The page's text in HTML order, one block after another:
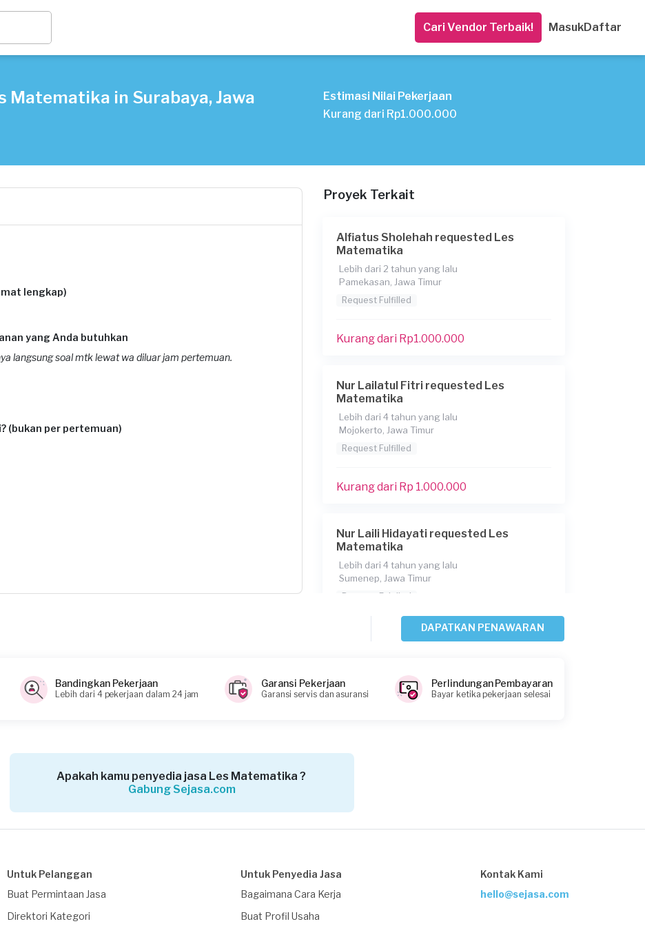
Cari Vendor Terbaik! MasukDaftar
Matematika in Surabaya, Jawa
Estimasi Nilai Pekerjaan
Kurang dari Rp1.000.000
lengkap)
yang Anda butuhkan
langsung soal mtk lewat wa diluar jam pertemuan.
(bukan per pertemuan)
Proyek Terkait
Alfiatus Sholehah requested Les
Matematika
Lebih dari 2 tahun yang lalu
Pamekasan, Jawa Timur
Request Fulfilled
Kurang dari Rp1.000.000
Nur Lailatul Fitri requested Les
Matematika
Lebih dari 4 tahun yang lalu
Mojokerto, Jawa Timur
Request Fulfilled
Kurang dari Rp 1.000.000
Nur Laili Hidayati requested Les
Matematika
Lebih dari 4 tahun yang lalu
Sumenep, Jawa Timur
Request Fulfilled
Kurang dari Rp 1.000.000
Fathya Amertha requested Les
Matematika
Widi requested Les Matematika
DAPATKAN PENAWARAN
Bandingkan Pekerjaan
Lebih dari 4 pekerjaan dalam 24 jam
Garansi Pekerjaan
Garansi servis dan asuransi
Perlindungan Pembayaran
Bayar ketika pekerjaan selesai
Apakah kamu penyedia jasa Les Matematika ?
Gabung Sejasa.com
Untuk Pelanggan
Buat Permintaan Jasa
Direktori Kategori
Untuk Penyedia Jasa
Bagaimana Cara Kerja
Buat Profil Usaha
Kontak Kami
hello@sejasa.com